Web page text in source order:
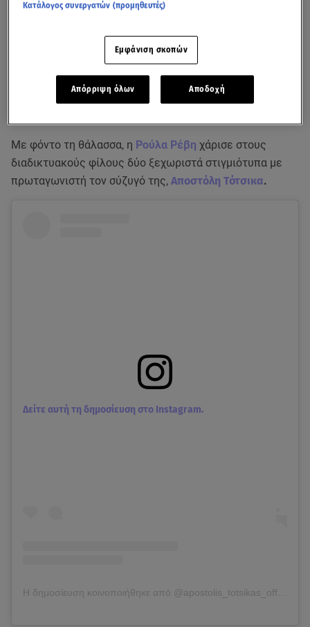
Με φόντο τη θάλασσα, η Ρούλα Ρέβη χάρισε στους
διαδικτυακούς φίλους δύο ξεχωριστά στιγμιότυπα με
πρωταγωνιστή τον σύζυγό της, Αποστόλη Τότσικα.
Δείτε αυτή τη δημοσίευση στο Instagram.
Κατάλογος συνεργατών (προμηθευτές)
Εμφάνιση σκοπών
Απόρριψη όλων Αποδοχή